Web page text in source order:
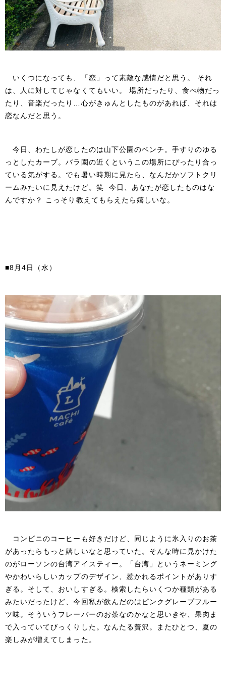
いくつになっても、「恋」って素敵な感情だと思う。 それ
は、人に対してじゃなくてもいい。 場所だったり、食べ物だっ
たり、音楽だったり…心がきゅんとしたものがあれば、それは
恋なんだと思う。
今日、わたしが恋したのは山下公園のベンチ。手すりのゆる
っとしたカーブ。バラ園の近くというこの場所にぴったり合っ
ている気がする。でも暑い時期に見たら、なんだかソフトクリ
ームみたいに見えたけど。笑 今日、あなたが恋したものはな
んですか？ こっそり教えてもらえたら嬉しいな。
■8月4日（水）
コンビニのコーヒーも好きだけど、同じように氷入りのお茶
があったらもっと嬉しいなと思っていた。そんな時に見かけた
のがローソンの台湾アイスティー。「台湾」というネーミング
やかわいらしいカップのデザイン、惹かれるポイントがありす
ぎる。そして、おいしすぎる。検索したらいくつか種類がある
みたいだったけど、今回私が飲んだのはピンクグレープフルー
ツ味。そういうフレーバーのお茶なのかなと思いきや、果肉ま
で入っていてびっくりした。なんたる贅沢。またひとつ、夏の
楽しみが増えてしまった。